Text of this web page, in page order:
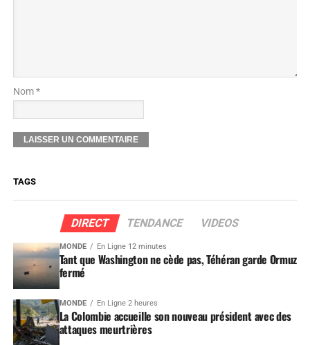
Nom *
TAGS
DIRECT TENDANCE VIDEOS
MONDE En Ligne 12 minutes
Tant que Washington ne cède pas, Téhéran garde Ormuz
fermé
MONDE En Ligne 2 heures
La Colombie accueille son nouveau président avec des
attaques meurtrières